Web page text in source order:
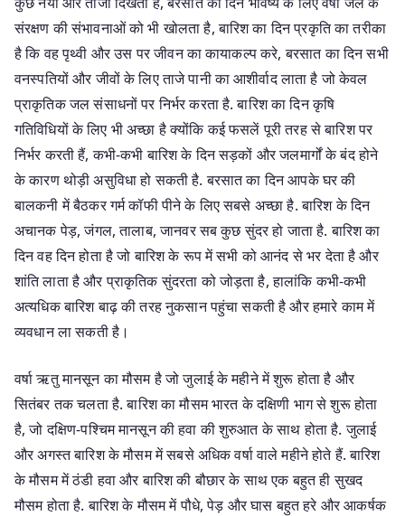
संरक्षण की संभावनाओं को भी खोलता है, बारिश का दिन प्रकृति का तरीका
है कि वह पृथ्वी और उस पर जीवन का कायाकल्प करे, बरसात का दिन सभी
वनस्पतियों और जीवों के लिए ताजे पानी का आशीर्वाद लाता है जो केवल
प्राकृतिक जल संसाधनों पर निर्भर करता है. बारिश का दिन कृषि
गतिविधियों के लिए भी अच्छा है क्योंकि कई फसलें पूरी तरह से बारिश पर
निर्भर करती हैं, कभी-कभी बारिश के दिन सड़कों और जलमार्गों के बंद होने
के कारण थोड़ी असुविधा हो सकती है. बरसात का दिन आपके घर की
बालकनी में बैठकर गर्म कॉफी पीने के लिए सबसे अच्छा है. बारिश के दिन
अचानक पेड़, जंगल, तालाब, जानवर सब कुछ सुंदर हो जाता है. बारिश का
दिन वह दिन होता है जो बारिश के रूप में सभी को आनंद से भर देता है और
शांति लाता है और प्राकृतिक सुंदरता को जोड़ता है, हालांकि कभी-कभी
अत्यधिक बारिश बाढ़ की तरह नुकसान पहुंचा सकती है और हमारे काम में
व्यवधान ला सकती है।
वर्षा ऋतु मानसून का मौसम है जो जुलाई के महीने में शुरू होता है और
सितंबर तक चलता है. बारिश का मौसम भारत के दक्षिणी भाग से शुरू होता
है, जो दक्षिण-पश्चिम मानसून की हवा की शुरुआत के साथ होता है. जुलाई
और अगस्त बारिश के मौसम में सबसे अधिक वर्षा वाले महीने होते हैं. बारिश
के मौसम में ठंडी हवा और बारिश की बौछार के साथ एक बहुत ही सुखद
मौसम होता है. बारिश के मौसम में पौधे, पेड़ और घास बहुत हरे और आकर्षक